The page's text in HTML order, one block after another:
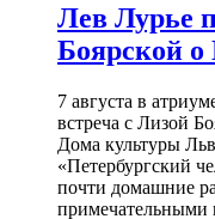
Лев Лурье
Боярской о
7 августа в
встреча с Лизой
Дома культуры
«Петербургский
почти домашние